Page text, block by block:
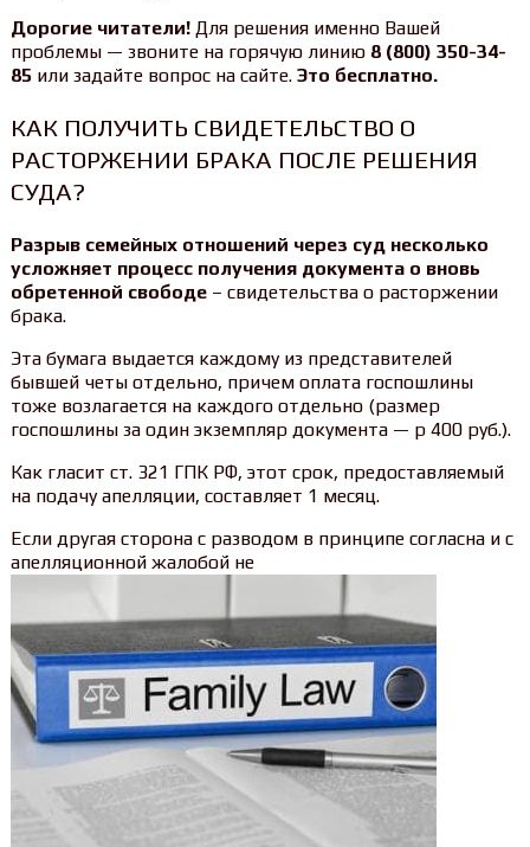
Дорогие читатели!Для решения именно Вашей
проблемы — звоните на горячую линию 8 (800) 350-34-
85 или задайте вопрос на сайте. Это бесплатно.
КАК ПОЛУЧИТЬ СВИДЕТЕЛЬСТВО О
РАСТОРЖЕНИИ БРАКА ПОСЛЕ РЕШЕНИЯ
СУДА?
Разрыв семейных отношений через суд несколько
усложняет процесс получения документа о вновь
обретенной свободе– свидетельства о расторжении
брака.
Эта бумага выдается каждому из представителей
бывшей четы отдельно, причем оплата госпошлины
тоже возлагается на каждого отдельно (размер
госпошлины за один экземпляр документа — р 400 руб.).
Как гласит ст. 321 ГПК РФ, этот срок, предоставляемый
на подачу апелляции, составляет 1 месяц.
Если другая сторона с разводом в принципе согласна и с
апелляционной жалобой не